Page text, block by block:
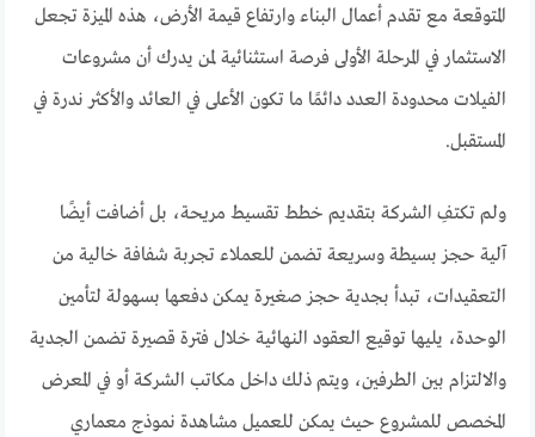
المتوقعة مع تقدم أعمال البناء وارتفاع قيمة الأرض، هذه الميزة تجعل
الاستثمار في المرحلة الأولى فرصة استثنائية لمن يدرك أن مشروعات
الفيلات محدودة العدد دائمًا ما تكون الأعلى في العائد والأكثر ندرة في
المستقبل.
ولم تكتفِ الشركة بتقديم خطط تقسيط مريحة، بل أضافت أيضًا
آلية حجز بسيطة وسريعة تضمن للعملاء تجربة شفافة خالية من
التعقيدات، تبدأ بجدية حجز صغيرة يمكن دفعها بسهولة لتأمين
الوحدة، يليها توقيع العقود النهائية خلال فترة قصيرة تضمن الجدية
والالتزام بين الطرفين، ويتم ذلك داخل مكاتب الشركة أو في المعرض
المخصص للمشروع حيث يمكن للعميل مشاهدة نموذج معماري